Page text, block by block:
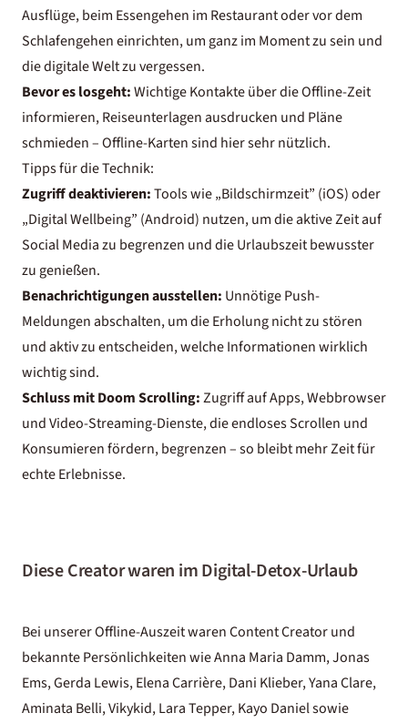
Ausflüge, beim Essengehen im Restaurant oder vor dem
Schlafengehen einrichten, um ganz im Moment zu sein und
die digitale Welt zu vergessen.
Bevor es losgeht:Wichtige Kontakte über die Offline-Zeit
informieren, Reiseunterlagen ausdrucken und Pläne
schmieden – Offline-Karten sind hier sehr nützlich.
Tipps für die Technik:
Zugriff deaktivieren:Tools wie „Bildschirmzeit” (iOS) oder
„Digital Wellbeing” (Android) nutzen, um die aktive Zeit auf
Social Media zu begrenzen und die Urlaubszeit bewusster
zu genießen.
Benachrichtigungen ausstellen: Unnötige Push-
Meldungen abschalten, um die Erholung nicht zu stören
und aktiv zu entscheiden, welche Informationen wirklich
wichtig sind.
Schluss mit Doom Scrolling:Zugriff auf Apps, Webbrowser
und Video-Streaming-Dienste, die endloses Scrollen und
Konsumieren fördern, begrenzen – so bleibt mehr Zeit für
echte Erlebnisse.
Diese Creator waren im Digital-Detox-Urlaub
Bei unserer Offline-Auszeit waren Content Creator und
bekannte Persönlichkeiten wieAnna Maria Damm,Jonas
Ems,Gerda Lewis,Elena Carrière,Dani Klieber,Yana Clare,
Aminata Belli,Vikykid,Lara Tepper,Kayo Danielsowie